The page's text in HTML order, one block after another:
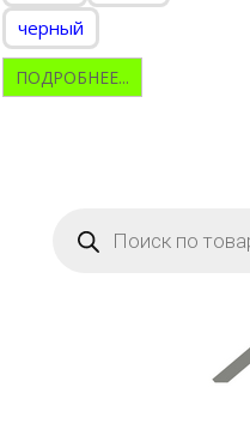
черный
ПОДРОБНЕЕ...
товаров